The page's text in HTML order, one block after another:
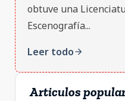
obtuve una
Escenografía...
Leer todoarrow_forward
Articulos